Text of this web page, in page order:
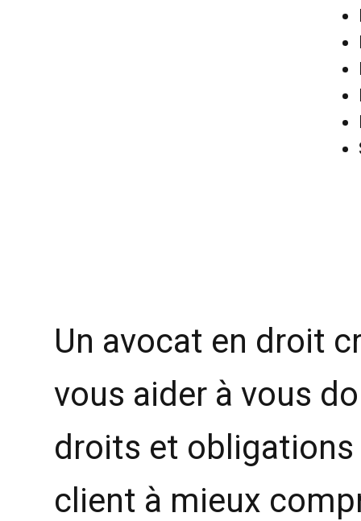
Un avocat en droit
vous aider à vous
droits et obligations
client à mieux